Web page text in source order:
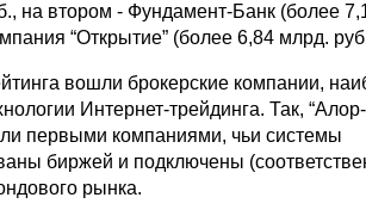
на втором - Фундамент-Банк (более
“Открытие” (более 6,84 млрд.
вошли брокерские компании,
Интернет-трейдинга. Так, “Алор-
первыми компаниями, чьи системы
биржей и подключены
рынка.